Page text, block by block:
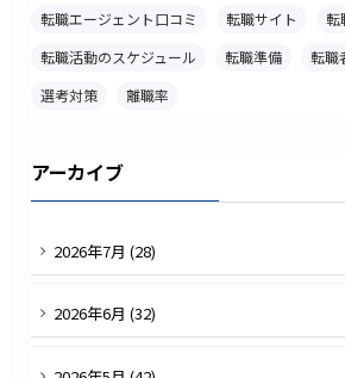
転職エージェント口コミ 転職サイト
転
転職活動のスケジュール
転職準備
転職
選考対策
離職率
アーカイブ
2026年7月 (28)
2026年6月 (32)